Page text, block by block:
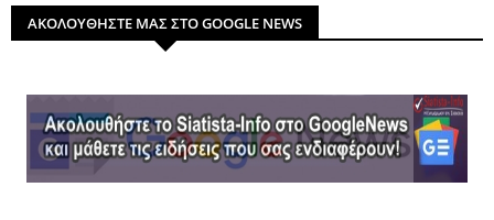
ΑΚΟΛΟΥΘΗΣΤΕ ΜΑΣ ΣΤΟ GOOGLE NEWS